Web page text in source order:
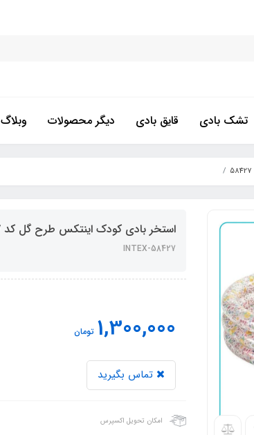
تشک بادی قایق بادی دیگر محصولات وبلاگ
استخر بادی کودک اینتکس طرح گل کد 58427
INTEX-58427
1,300,000 تومان
تماس بگیرید
امکان تحویل اکسپرس